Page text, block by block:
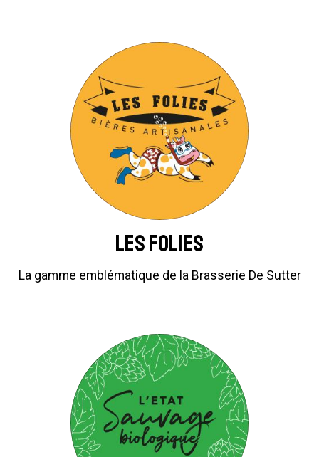
Les Folies
La gamme emblématique de la Brasserie De Sutter